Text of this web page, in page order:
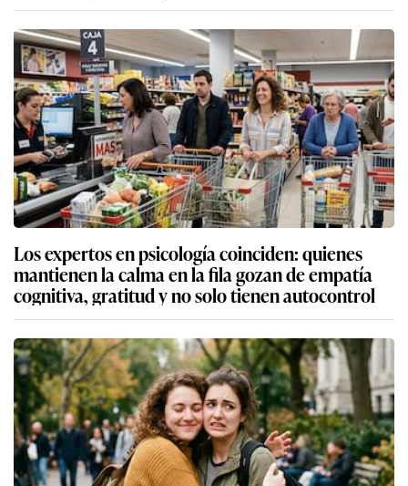
Los expertos en psicología coinciden: quienes
mantienen la calma en la fila gozan de empatía
cognitiva, gratitud y no solo tienen autocontrol